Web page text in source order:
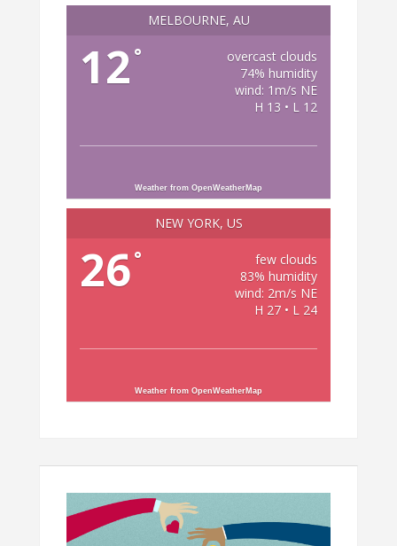
MELBOURNE, AU
12 °
overcast clouds
74% humidity
wind: 1m/s NE
H 13 • L 12
Weather from OpenWeatherMap
NEW YORK, US
26°
few clouds
83% humidity
wind: 2m/s NE
H 27 • L 24
Weather from OpenWeatherMap